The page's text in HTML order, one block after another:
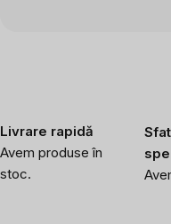
Livrare rapidă
Avem produse în
stoc.